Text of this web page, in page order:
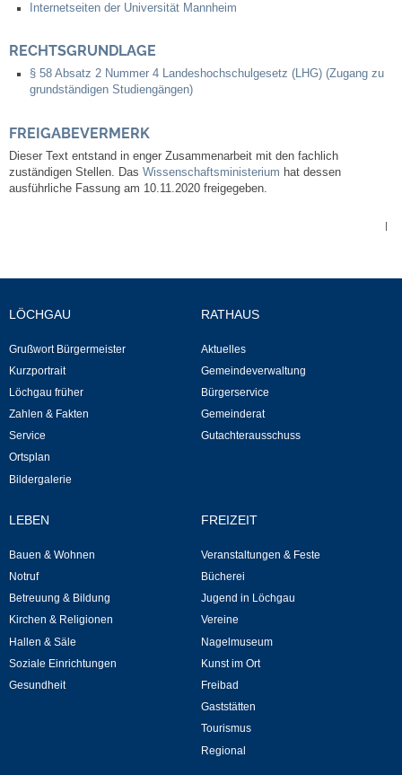
NETZMonitor
Bezirksschornsteinfeger
Förderprogramm Balkonkraftwerk
Kommunale Wärmeplanung
Notruf
Betreuung & Bildung
Schulen
Kindergärten
Musikschule
Kirchen & Religionen
Evangelische Kirchengemeinde
Katholische Kirchengemeinde
Internetseiten der Universität Mannheim
RECHTSGRUNDLAGE
§ 58 Absatz 2 Nummer 4 Landeshochschulgesetz (LHG) (Zugang zu
grundständigen Studiengängen)
FREIGABEVERMERK
Dieser Text entstand in enger Zusammenarbeit mit den fachlich
zuständigen Stellen. Das Wissenschaftsministerium hat dessen
ausführliche Fassung am 10.11.2020 freigegeben.
|
LÖCHGAU
Grußwort Bürgermeister
Kurzportrait
Löchgau früher
Zahlen & Fakten
Service
Ortsplan
Bildergalerie
RATHAUS
Aktuelles
Gemeindeverwaltung
Bürgerservice
Gemeinderat
Gutachterausschuss
LEBEN
Bauen & Wohnen
Notruf
Betreuung & Bildung
Kirchen & Religionen
Hallen & Säle
Soziale Einrichtungen
Gesundheit
FREIZEIT
Veranstaltungen & Feste
Bücherei
Jugend in Löchgau
Vereine
Nagelmuseum
Kunst im Ort
Freibad
Gaststätten
Tourismus
Regional